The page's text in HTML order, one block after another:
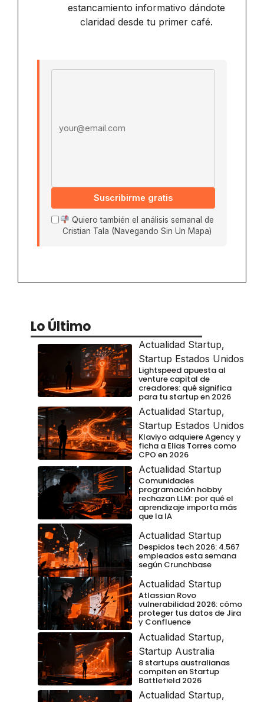
estancamiento informativo dándote
claridad desde tu primer café.
Suscribirme gratis
Quiero también el análisis semanal de
Cristian Tala (Navegando Sin Un Mapa)
Lo Último
Actualidad Startup,
Startup Estados Unidos
Lightspeed apuesta al
venture capital de
creadores: qué significa
para tu startup en 2026
Actualidad Startup,
Startup Estados Unidos
Klaviyo adquiere Agency y
ficha a Elias Torres como
CPO en 2026
Actualidad Startup
Comunidades
programación hobby
rechazan LLM: por qué el
aprendizaje importa más
que la IA
Actualidad Startup
Despidos tech 2026: 4.567
empleados esta semana
según Crunchbase
Actualidad Startup
Atlassian Rovo
vulnerabilidad 2026: cómo
proteger tus datos de Jira
y Confluence
Actualidad Startup,
Startup Australia
8 startups australianas
compiten en Startup
Battlefield 2026
Actualidad Startup,